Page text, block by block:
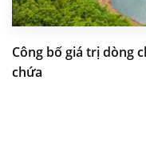
Công bố giá trị dòng
chứa